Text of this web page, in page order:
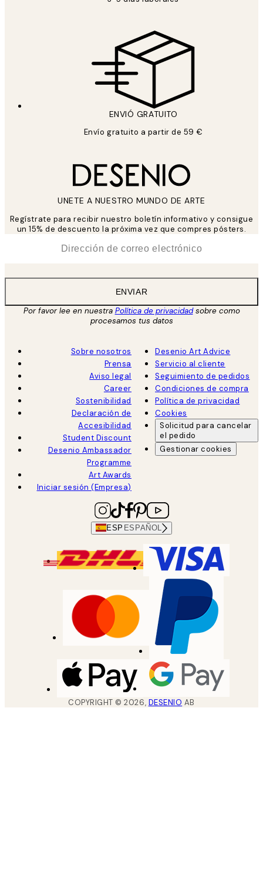
ENVIÓ GRATUITO
Envío gratuito a partir de 59 €
UNETE A NUESTRO MUNDO DE ARTE
Regístrate para recibir nuestro boletín informativo y consigue
un 15% de descuento la próxima vez que compres pósters.
ENVIAR
Por favor lee en nuestra Política de privacidadsobre como
procesamos tus datos
Sobre nosotros
Prensa
Aviso legal
Career
Sostenibilidad
Declaración de
Accesibilidad
Student Discount
Desenio Ambassador
Programme
Art Awards
Iniciar sesión (Empresa)
Desenio Art Advice
Servicio al cliente
Seguimiento de pedidos
Condiciones de compra
Política de privacidad
Cookies
Solicitud para cancelar
el pedido
Gestionar cookies
ESP ESPAÑOL
COPYRIGHT ©2026, DESENIO AB